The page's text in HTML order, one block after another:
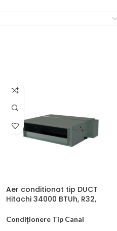
Aer conditionat tip DUCT
Hitachi 34000 BTUh, R32,
Condiționere Tip Canal